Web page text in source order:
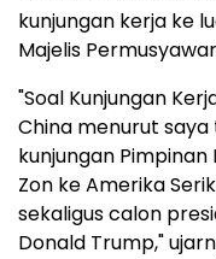
kunjungan kerja ke
Majelis
"Soal Kunjungan
China menurut
kunjungan Pimpinan
Zon ke Amerika
sekaligus calon
Donald Trump,"